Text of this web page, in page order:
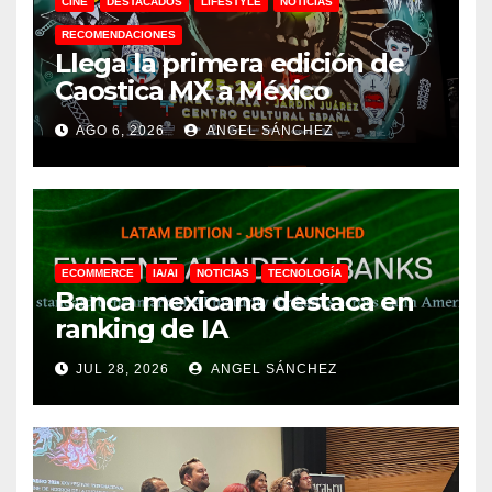
RECOMENDACIONES
Llega la primera edición de
Caostica MX a México
AGO 6, 2026 ANGEL SÁNCHEZ
ECOMMERCE IA/AI NOTICIAS TECNOLOGÍA
Banca mexicana destaca en
ranking de IA
JUL 28, 2026 ANGEL SÁNCHEZ